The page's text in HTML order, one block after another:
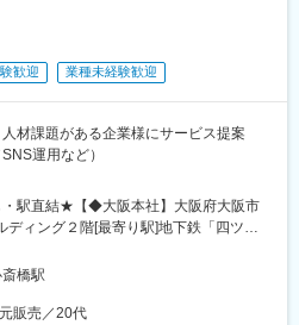
歓迎 業種未経験歓迎
材課題がある企業様にサービス提案
運用など）
・駅直結★【◆大阪本社】大阪府大阪市
ディング２階[最寄り駅]地下鉄「四ツ
・「西大橋」駅カフェ風のおしゃれオ
橋駅
販売／20代